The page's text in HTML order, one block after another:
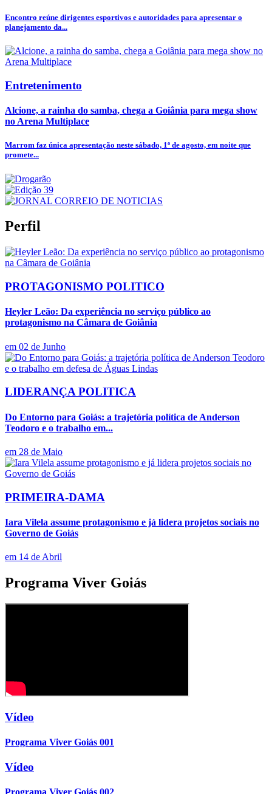
Encontro reúne dirigentes esportivos e autoridades para apresentar o
planejamento da...
Entretenimento
Alcione, a rainha do samba, chega a Goiânia para mega show
no Arena Multiplace
Marrom faz única apresentação neste sábado, 1º de agosto, em noite que
promete...
Perfil
PROTAGONISMO POLITICO
Heyler Leão: Da experiência no serviço público ao
protagonismo na Câmara de Goiânia
em 02 de Junho
LIDERANÇA POLITICA
Do Entorno para Goiás: a trajetória política de Anderson
Teodoro e o trabalho em...
em 28 de Maio
PRIMEIRA-DAMA
Iara Vilela assume protagonismo e já lidera projetos sociais no
Governo de Goiás
em 14 de Abril
Programa Viver Goiás
Vídeo
Programa Viver Goiás 001
Vídeo